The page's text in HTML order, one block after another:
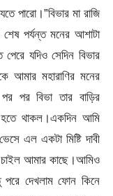
পারো।”বিভার মা রাজি
পর্যন্ত মনের আশাটা
যদিও সেদিন বিভার
আমার মহারাণির মনের
পর বিভা তার বাড়ির
থাকল।একদিন আমি
এল একটা মিষ্টি দাবী
চাইল আমার কাছে।আমিও
পরে দেখলাম ফোন কিনে